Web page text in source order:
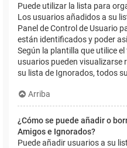
Puede utilizar la lista para
Los usuarios añadidos a su
Panel de Control de Usuario
están identificados y poder
Según la plantilla que utilice
usuarios pueden visualizarse
su lista de Ignorados, todos
Arriba
¿Cómo se puede añadir o
Amigos e Ignorados?
Puede añadir usuarios a su